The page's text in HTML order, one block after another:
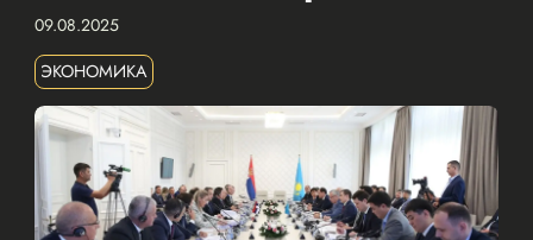
09.08.2025
ЭКОНОМИКА